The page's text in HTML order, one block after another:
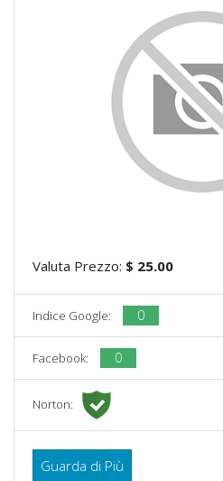
Valuta Prezzo: $ 25.00
Indice Google: 0
Facebook: 0
Norton:
Guarda di Più